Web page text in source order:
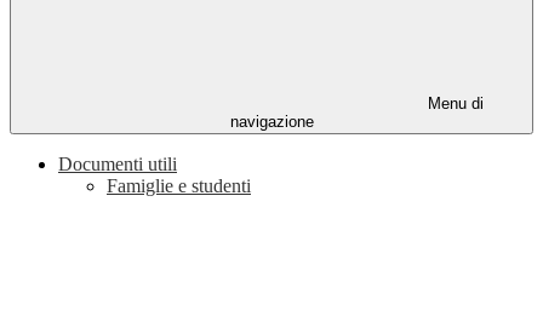
Menu di
navigazione
Documenti utili
Famiglie e studenti